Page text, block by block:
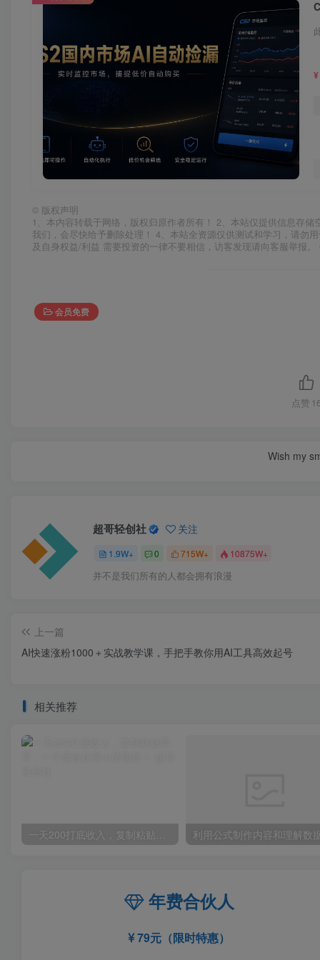
¥
© 版权声明
1、本内容转载于网络，版权归原作者所有！ 2、本站仅提供信息存
我们，会尽快给予删除处理！ 4、本站全资源仅供测试和学习，请勿
及自身权益/利益 需要投资的一律不要相信，访客发现请向客服举报
会员免费
点赞
Wish my
超哥轻创社 关注
1.9W+ 0 715W+ 10875W+
并不是我们所有的人都会拥有浪漫
上一篇
AI快速涨粉1000＋实战教学课，手把手教你用AI工具高效起号
相关推荐
一天200打底收入，复制粘贴即可，一个适合任何人的项目！
年费合伙人
79元（限时特惠）